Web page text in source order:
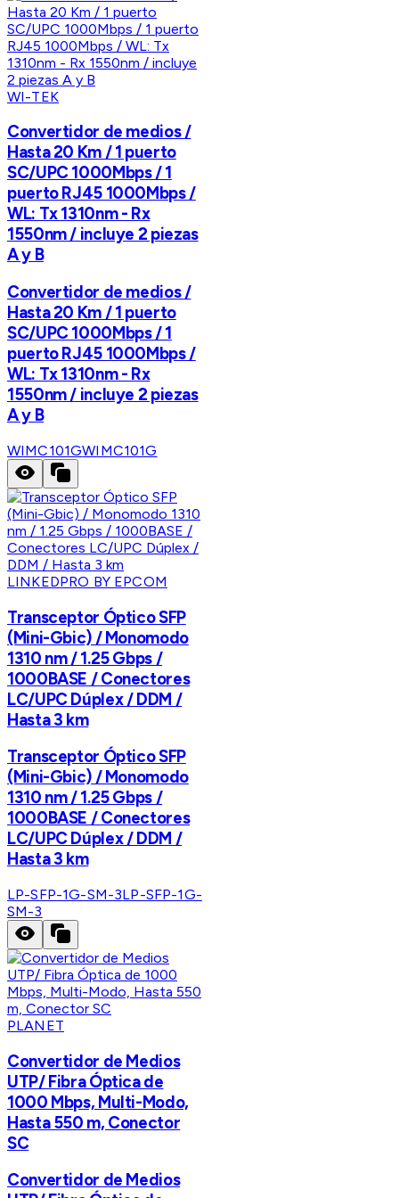
WI-TEK
Convertidor de medios /
Hasta 20 Km / 1 puerto
SC/UPC 1000Mbps / 1
puerto RJ45 1000Mbps /
WL: Tx 1310nm - Rx
1550nm / incluye 2 piezas
A y B
Convertidor de medios /
Hasta 20 Km / 1 puerto
SC/UPC 1000Mbps / 1
puerto RJ45 1000Mbps /
WL: Tx 1310nm - Rx
1550nm / incluye 2 piezas
A y B
WIMC101GWIMC101G
LINKEDPRO BY EPCOM
Transceptor Óptico SFP
(Mini-Gbic) / Monomodo
1310 nm / 1.25 Gbps /
1000BASE / Conectores
LC/UPC Dúplex / DDM /
Hasta 3 km
Transceptor Óptico SFP
(Mini-Gbic) / Monomodo
1310 nm / 1.25 Gbps /
1000BASE / Conectores
LC/UPC Dúplex / DDM /
Hasta 3 km
LP-SFP-1G-SM-3LP-SFP-1G-
SM-3
PLANET
Convertidor de Medios
UTP/ Fibra Óptica de
1000 Mbps, Multi-Modo,
Hasta 550 m, Conector
SC
Convertidor de Medios